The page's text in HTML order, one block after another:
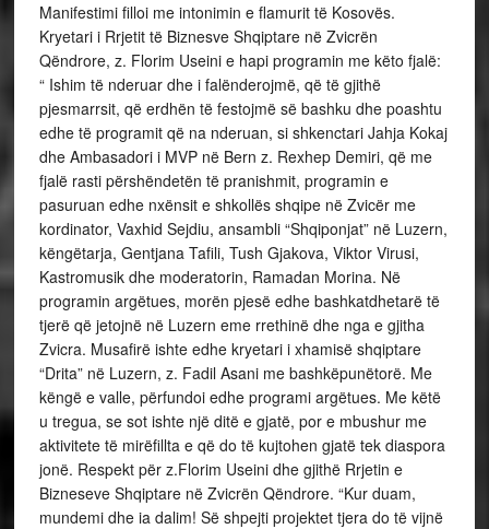
Manifestimi filloi me intonimin e flamurit të Kosovës.
Kryetari i Rrjetit të Biznesve Shqiptare në Zvicrën
Qëndrore, z. Florim Useini e hapi programin me këto fjalë:
“ Ishim të nderuar dhe i falënderojmë, që të gjithë
pjesmarrsit, që erdhën të festojmë së bashku dhe poashtu
edhe të programit që na nderuan, si shkenctari Jahja Kokaj
dhe Ambasadori i MVP në Bern z. Rexhep Demiri, që me
fjalë rasti përshëndetën të pranishmit, programin e
pasuruan edhe nxënsit e shkollës shqipe në Zvicër me
kordinator, Vaxhid Sejdiu, ansambli “Shqiponjat” në Luzern,
këngëtarja, Gentjana Tafili, Tush Gjakova, Viktor Virusi,
Kastromusik dhe moderatorin, Ramadan Morina. Në
programin argëtues, morën pjesë edhe bashkatdhetarë të
tjerë që jetojnë në Luzern eme rrethinë dhe nga e gjitha
Zvicra. Musafirë ishte edhe kryetari i xhamisë shqiptare
“Drita” në Luzern, z. Fadil Asani me bashkëpunëtorë. Me
këngë e valle, përfundoi edhe programi argëtues. Me këtë
u tregua, se sot ishte një ditë e gjatë, por e mbushur me
aktivitete të mirëfillta e që do të kujtohen gjatë tek diaspora
jonë. Respekt për z.Florim Useini dhe gjithë Rrjetin e
Bizneseve Shqiptare në Zvicrën Qëndrore. “Kur duam,
mundemi dhe ia dalim! Së shpejti projektet tjera do të vijnë